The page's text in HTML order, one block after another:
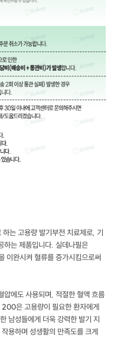
하는 고용량 발기부전 치료제로, 기
하는 제품입니다. 실데나필은
이완시켜 혈류를 증가시킴으로써
압에도 사용되며, 적절한 혈액 흐름
200은 고용량이 필요한 환자에게
남성들에게 더욱 강력한 발기 지
용하며 성생활의 만족도를 크게